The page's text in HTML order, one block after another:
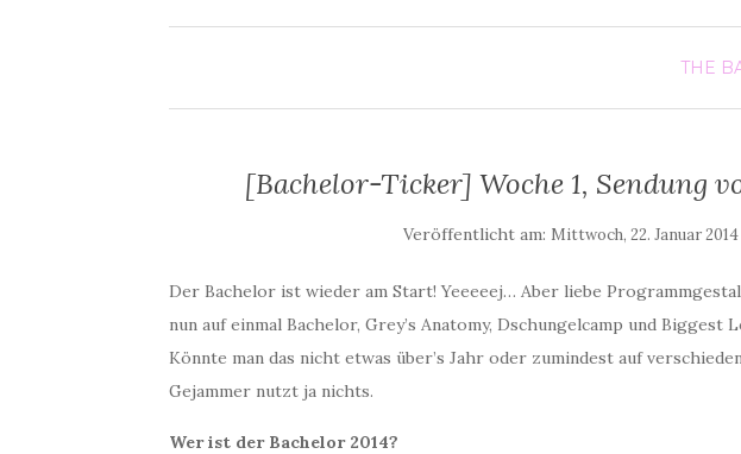
THE
[Bachelor-Ticker] Woche 1, Sendung
Veröffentlicht am: Mittwoch, 22. Januar 2014
Der Bachelor ist wieder am Start! Yeeeeej… Aber liebe
nun auf einmal Bachelor, Grey’s Anatomy, Dschungelcamp und Biggest
Könnte man das nicht etwas über’s Jahr oder zumindest auf
Gejammer nutzt ja nichts.
Wer ist der Bachelor 2014?